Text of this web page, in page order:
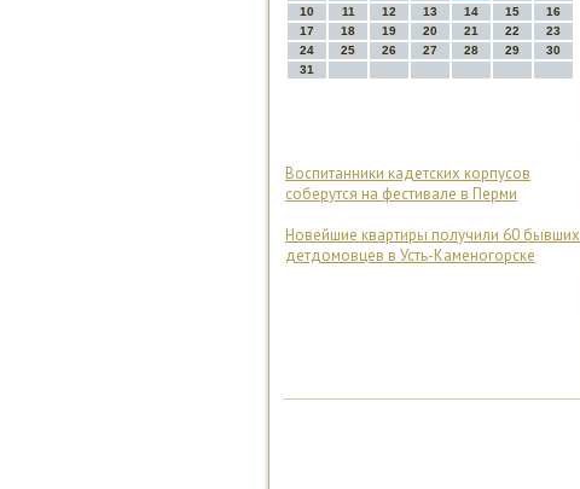
10
11 12 13 14 15
16
17
18 19 20 21 22
23
24
25 26 27 28 29
30
31
Воспитанники кадетских корпусов
соберутся на фестивале в Перми
Новейшие квартиры получили 60 бывших
детдомовцев в Усть-Каменогорске